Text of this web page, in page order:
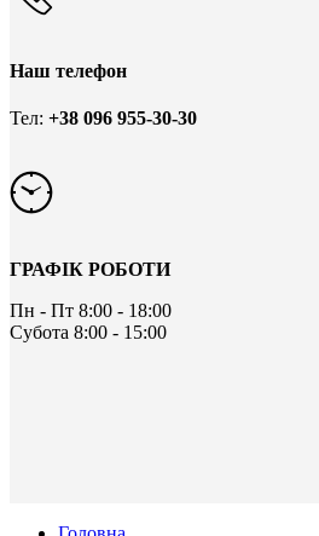
Наш телефон
Тел: +38 096 955-30-30
ГРАФІК РОБОТИ
Пн - Пт 8:00 - 18:00
Субота 8:00 - 15:00